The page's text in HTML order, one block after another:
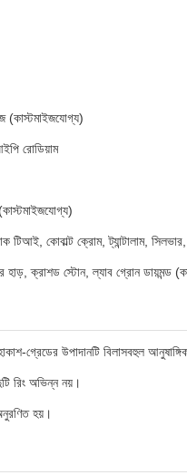
(কাস্টমাইজযোগ্য)
রোডিয়াম
(কাস্টমাইজযোগ্য)
টিআই, কোবাল্ট ক্রোম, ট্যান্টালাম,
ক্রাশড স্টোন, ল্যাব গ্রোন ডায়মন্ড
গ্রেডের উপাদানটি বিলাসবহুল
রিং অভিন্ন নয়।
হয়।